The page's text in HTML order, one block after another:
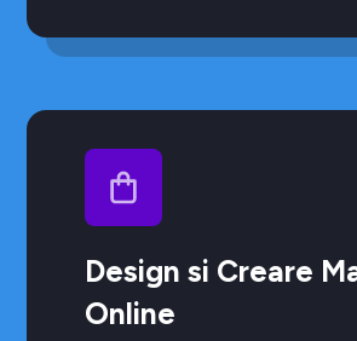
Design si Creare
Online